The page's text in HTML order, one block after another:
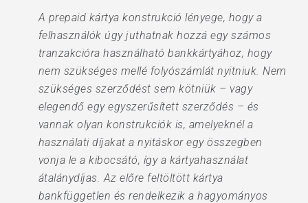
A prepaid kártya konstrukció lényege, hogy a
felhasználók úgy juthatnak hozzá egy számos
tranzakcióra használható bankkártyához, hogy
nem szükséges mellé folyószámlát nyitniuk. Nem
szükséges szerződést sem kötniük – vagy
elegendő egy egyszerűsített szerződés – és
vannak olyan konstrukciók is, amelyeknél a
használati díjakat a nyitáskor egy összegben
vonja le a kibocsátó, így a kártyahasználat
átalánydíjas. Az előre feltöltött kártya
bankfüggetlen és rendelkezik a hagyományos